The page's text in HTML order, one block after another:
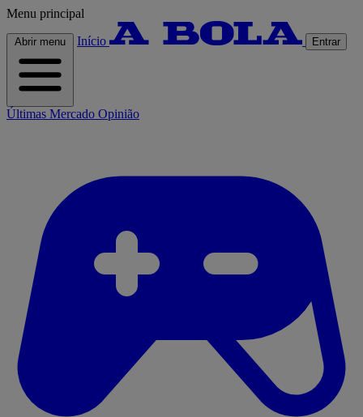
Menu principal
Abrir menu Início Entrar
Últimas Mercado Opinião